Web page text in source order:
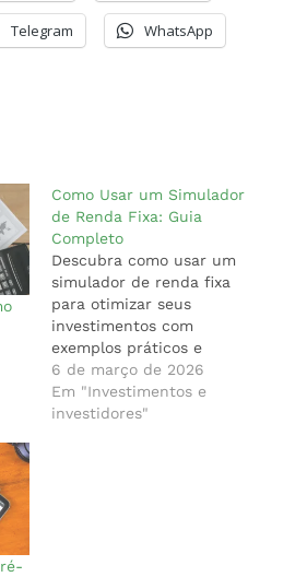
Telegram WhatsApp
Como Usar um Simulador
de Renda Fixa: Guia
Completo
Descubra como usar um
simulador de renda fixa
para otimizar seus
investimentos com
exemplos práticos e
estudos de caso reais.
6 de março de 2026
Em "Investimentos e
investidores"